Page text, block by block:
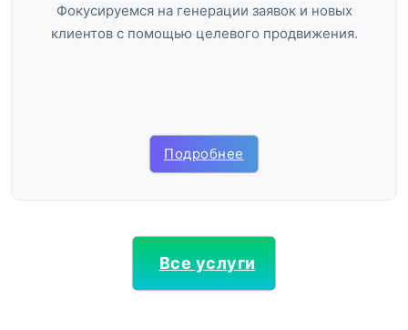
Фокусируемся на генерации заявок и новых
клиентов с помощью целевого продвижения.
Подробнее
Все услуги